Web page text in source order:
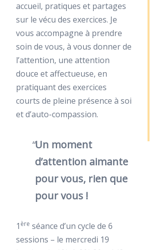
accueil, pratiques et partages
sur le vécu des exercices. Je
vous accompagne à prendre
soin de vous, à vous donner de
l’attention, une attention
douce et affectueuse, en
pratiquant des exercices
courts de pleine présence à soi
et d’auto-compassion.
Un moment
d’attention aimante
pour vous, rien que
pour vous !
1 ère séance d’un cycle de 6
sessions – le mercredi 19